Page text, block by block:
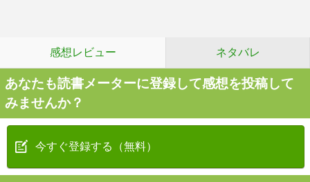
感想レビュー ネタバレ
あなたも読書メーターに登録して感想を投稿して
みませんか？
今すぐ登録する（無料）